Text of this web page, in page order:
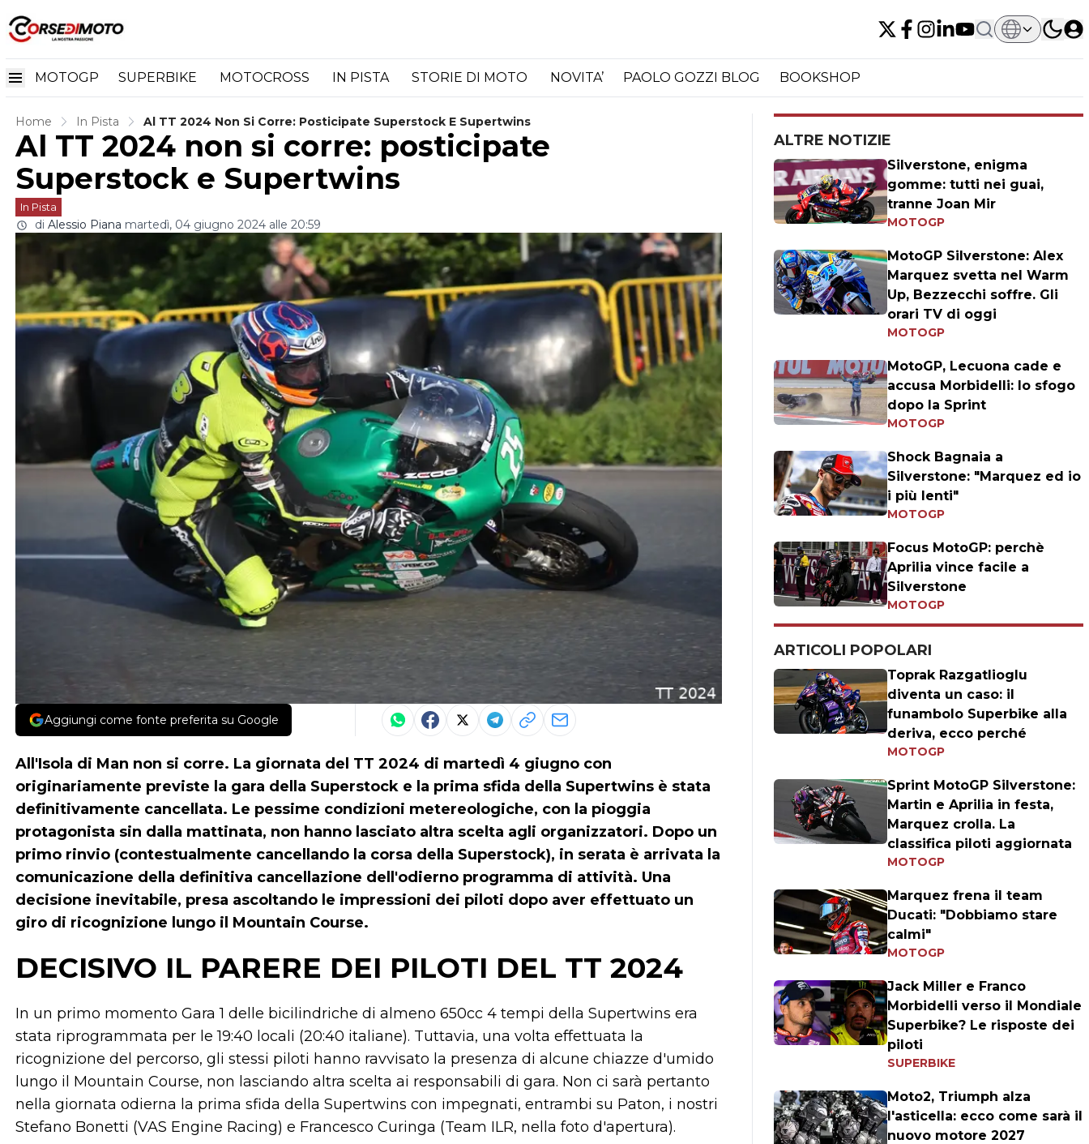
MOTOGP SUPERBIKE MOTOCROSS IN PISTA STORIE DI MOTO NOVITA’ PAOLO GOZZI BLOG BOOKSHOP
Home In Pista Al TT 2024 Non Si Corre: Posticipate Superstock E Supertwins
Al TT 2024 non si corre: posticipate
Superstock e Supertwins
In Pista
di Alessio Piana martedì, 04 giugno 2024 alle 20:59
Aggiungi come fonte preferita su Google
All'Isola di Man non si corre. La giornata del TT 2024 di martedì 4 giugno con
originariamente previste la gara della Superstock e la prima sfida della Supertwins è stata
definitivamente cancellata. Le pessime condizioni metereologiche, con la pioggia
protagonista sin dalla mattinata, non hanno lasciato altra scelta agli organizzatori. Dopo un
primo rinvio (contestualmente cancellando la corsa della Superstock), in serata è arrivata la
comunicazione della definitiva cancellazione dell'odierno programma di attività. Una
decisione inevitabile, presa ascoltando le impressioni dei piloti dopo aver effettuato un
giro di ricognizione lungo il Mountain Course.
DECISIVO IL PARERE DEI PILOTI DEL TT 2024
In un primo momento Gara 1 delle bicilindriche di almeno 650cc 4 tempi della Supertwins era
stata riprogrammata per le 19:40 locali (20:40 italiane). Tuttavia, una volta effettuata la
ricognizione del percorso, gli stessi piloti hanno ravvisato la presenza di alcune chiazze d'umido
lungo il Mountain Course, non lasciando altra scelta ai responsabili di gara. Non ci sarà pertanto
nella giornata odierna la prima sfida della Supertwins con impegnati, entrambi su Paton, i nostri
Stefano Bonetti (VAS Engine Racing) e Francesco Curinga (Team ILR, nella foto d'apertura).
ALTRE NOTIZIE
Silverstone, enigma
gomme: tutti nei guai,
tranne Joan Mir
MOTOGP
MotoGP Silverstone: Alex
Marquez svetta nel Warm
Up, Bezzecchi soffre. Gli
orari TV di oggi
MOTOGP
MotoGP, Lecuona cade e
accusa Morbidelli: lo sfogo
dopo la Sprint
MOTOGP
Shock Bagnaia a
Silverstone: "Marquez ed io
i più lenti"
MOTOGP
Focus MotoGP: perchè
Aprilia vince facile a
Silverstone
MOTOGP
ARTICOLI POPOLARI
Toprak Razgatlioglu
diventa un caso: il
funambolo Superbike alla
deriva, ecco perché
MOTOGP
Sprint MotoGP Silverstone:
Martin e Aprilia in festa,
Marquez crolla. La
classifica piloti aggiornata
MOTOGP
Marquez frena il team
Ducati: "Dobbiamo stare
calmi"
MOTOGP
Jack Miller e Franco
Morbidelli verso il Mondiale
Superbike? Le risposte dei
piloti
SUPERBIKE
Moto2, Triumph alza
l'asticella: ecco come sarà il
nuovo motore 2027